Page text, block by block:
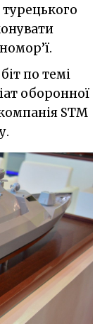
турецького
по темі
оборонної
STM